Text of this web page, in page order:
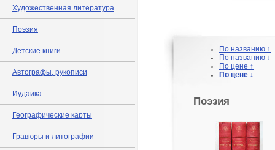
Художественная литература
Поэзия
Детские книги
Автографы, рукописи
Иудаика
Географические карты
Гравюры и литографии
По названию ↑
По названию ↓
По цене ↑
По цене ↓
Поэзия